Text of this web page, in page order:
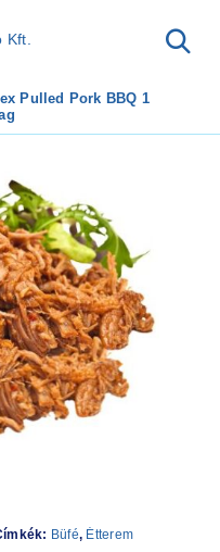
Pulled Pork BBQ 1
Büfé, Étterem